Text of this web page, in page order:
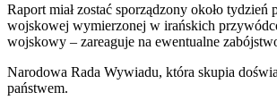
Raport miał zostać sporządzony około
wojskowej wymierzonej w irańskich
wojskowy – zareaguje na ewentualne
Narodowa Rada Wywiadu, która skupia
państwem.